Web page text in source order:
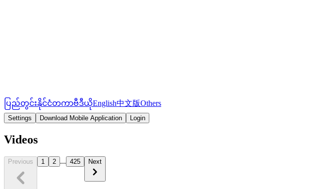
ပြည်တွင်းနိုင်ငံတကာဗီဒီယိုEnglish中文版Others
Settings Download Mobile Application Login
Videos
Previous 1 2 ... 425 Next